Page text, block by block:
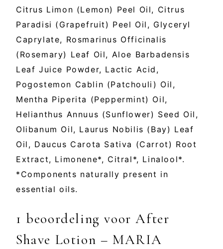
Citrus Limon (Lemon) Peel Oil, Citrus
Paradisi (Grapefruit) Peel Oil, Glyceryl
Caprylate, Rosmarinus Officinalis
(Rosemary) Leaf Oil, Aloe Barbadensis
Leaf Juice Powder, Lactic Acid,
Pogostemon Cablin (Patchouli) Oil,
Mentha Piperita (Peppermint) Oil,
Helianthus Annuus (Sunflower) Seed Oil,
Olibanum Oil, Laurus Nobilis (Bay) Leaf
Oil, Daucus Carota Sativa (Carrot) Root
Extract, Limonene*, Citral*, Linalool*.
*Components naturally present in
essential oils.
1 beoordeling voorAfter
Shave Lotion – MARIA